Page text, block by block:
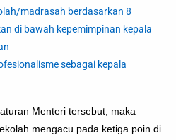
madrasah berdasarkan 8
di bawah kepemimpinan kepala
sebagai kepala
Menteri tersebut, maka
mengacu pada ketiga poin di